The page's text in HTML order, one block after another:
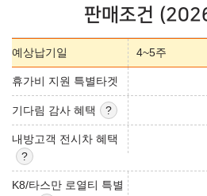
판매조건
예상납기일 4~5주
휴가비 지원 특별타겟
기다림 감사 혜택
내방고객 전시차 혜택
K8/타스만 로열티 특별